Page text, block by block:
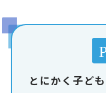
とにかく子ど